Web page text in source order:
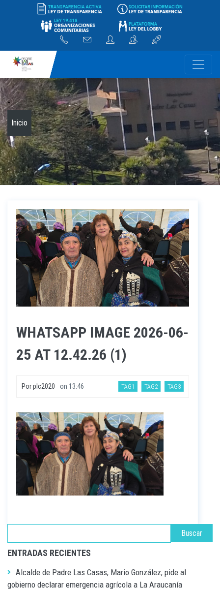
-
Inicio
WHATSAPP IMAGE 2026-06-
25 AT 12.42.26 (1)
Porplc2020 on 13:46 TAG1 TAG2 TAG3
ENTRADAS RECIENTES
Alcalde de Padre Las Casas, Mario González, pide al
gobierno declarar emergencia agrícola a La Araucanía